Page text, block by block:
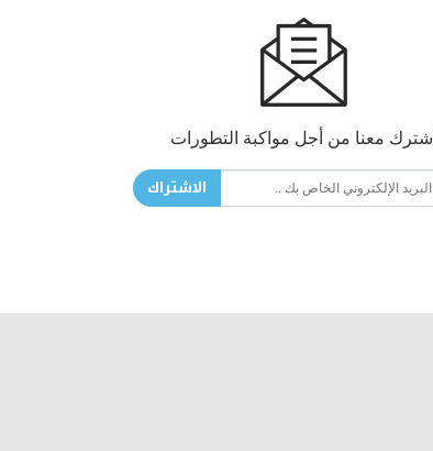
اشترك معنا من أجل مواكبة التطورات
الاشتراك